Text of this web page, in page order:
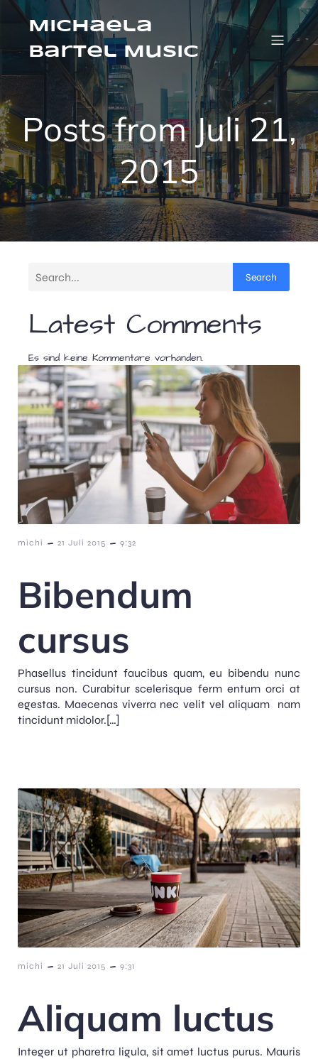
Michaela
Bartel Music
Posts from Juli 21,
2015
Search
Latest Comments
Es sind keine Kommentare vorhanden.
michi - 21 Juli 2015 - 9:32
Bibendum
cursus
Phasellus tincidunt faucibus quam, eu bibendu nunc
cursus non. Curabitur scelerisque ferm entum orci at
egestas. Maecenas viverra nec velit vel aliquam nam
tincidunt midolor.[…]
michi - 21 Juli 2015 - 9:31
Aliquam luctus
Integer ut pharetra ligula, sit amet luctus purus. Mauris